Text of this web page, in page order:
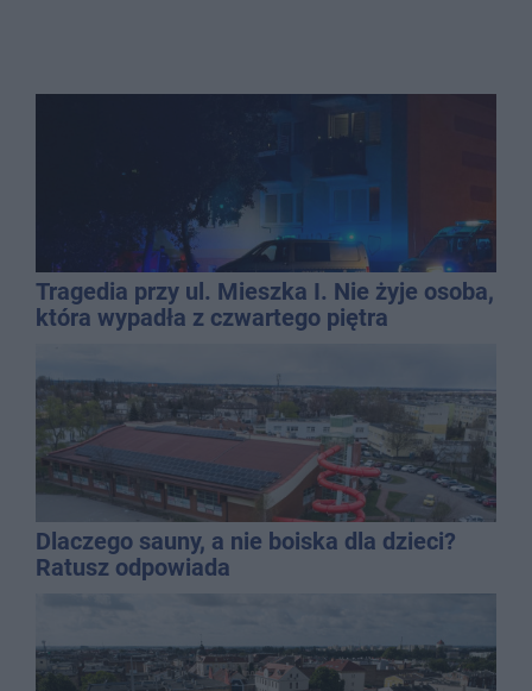
Tragedia przy ul. Mieszka I. Nie żyje osoba,
która wypadła z czwartego piętra
Dlaczego sauny, a nie boiska dla dzieci?
Ratusz odpowiada